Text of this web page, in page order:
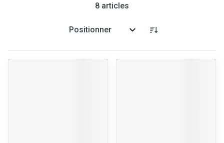
8 articles
Trier par: